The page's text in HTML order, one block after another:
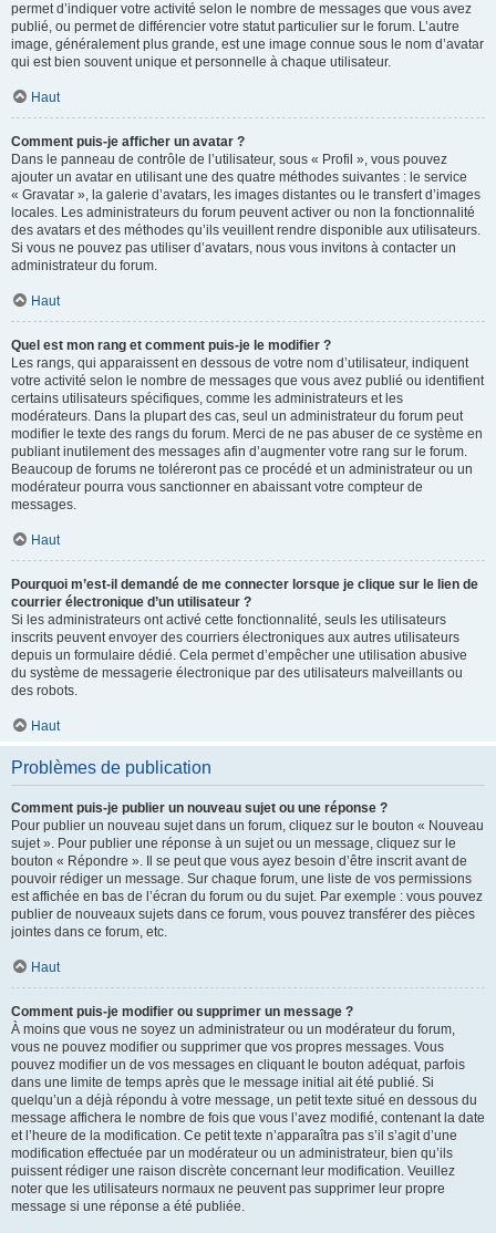
permet d’indiquer votre activité selon le nombre de messages que vous avez
publié, ou permet de différencier votre statut particulier sur le forum. L’autre
image, généralement plus grande, est une image connue sous le nom d’avatar
qui est bien souvent unique et personnelle à chaque utilisateur.
Haut
Comment puis-je afficher un avatar ?
Dans le panneau de contrôle de l’utilisateur, sous « Profil », vous pouvez
ajouter un avatar en utilisant une des quatre méthodes suivantes : le service
« Gravatar », la galerie d’avatars, les images distantes ou le transfert d’images
locales. Les administrateurs du forum peuvent activer ou non la fonctionnalité
des avatars et des méthodes qu’ils veuillent rendre disponible aux utilisateurs.
Si vous ne pouvez pas utiliser d’avatars, nous vous invitons à contacter un
administrateur du forum.
Haut
Quel est mon rang et comment puis-je le modifier ?
Les rangs, qui apparaissent en dessous de votre nom d’utilisateur, indiquent
votre activité selon le nombre de messages que vous avez publié ou identifient
certains utilisateurs spécifiques, comme les administrateurs et les
modérateurs. Dans la plupart des cas, seul un administrateur du forum peut
modifier le texte des rangs du forum. Merci de ne pas abuser de ce système en
publiant inutilement des messages afin d’augmenter votre rang sur le forum.
Beaucoup de forums ne toléreront pas ce procédé et un administrateur ou un
modérateur pourra vous sanctionner en abaissant votre compteur de
messages.
Haut
Pourquoi m’est-il demandé de me connecter lorsque je clique sur le lien de
courrier électronique d’un utilisateur ?
Si les administrateurs ont activé cette fonctionnalité, seuls les utilisateurs
inscrits peuvent envoyer des courriers électroniques aux autres utilisateurs
depuis un formulaire dédié. Cela permet d’empêcher une utilisation abusive
du système de messagerie électronique par des utilisateurs malveillants ou
des robots.
Haut
Problèmes de publication
Comment puis-je publier un nouveau sujet ou une réponse ?
Pour publier un nouveau sujet dans un forum, cliquez sur le bouton « Nouveau
sujet ». Pour publier une réponse à un sujet ou un message, cliquez sur le
bouton « Répondre ». Il se peut que vous ayez besoin d’être inscrit avant de
pouvoir rédiger un message. Sur chaque forum, une liste de vos permissions
est affichée en bas de l’écran du forum ou du sujet. Par exemple : vous pouvez
publier de nouveaux sujets dans ce forum, vous pouvez transférer des pièces
jointes dans ce forum, etc.
Haut
Comment puis-je modifier ou supprimer un message ?
À moins que vous ne soyez un administrateur ou un modérateur du forum,
vous ne pouvez modifier ou supprimer que vos propres messages. Vous
pouvez modifier un de vos messages en cliquant le bouton adéquat, parfois
dans une limite de temps après que le message initial ait été publié. Si
quelqu’un a déjà répondu à votre message, un petit texte situé en dessous du
message affichera le nombre de fois que vous l’avez modifié, contenant la date
et l’heure de la modification. Ce petit texte n’apparaîtra pas s’il s’agit d’une
modification effectuée par un modérateur ou un administrateur, bien qu’ils
puissent rédiger une raison discrète concernant leur modification. Veuillez
noter que les utilisateurs normaux ne peuvent pas supprimer leur propre
message si une réponse a été publiée.